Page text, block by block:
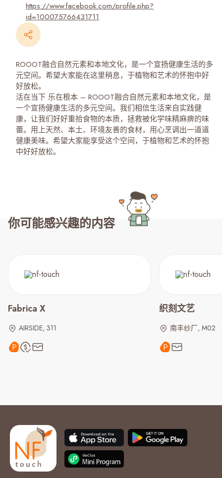
https://www.facebook.com/profile.php?
id=100075766431711
ROOOT融合自然元素和本地文化，是一个宣扬健康生活的多
元空间。希望大家能在这里稍息，于植物和艺术的怀抱中好
好放松。
活在当下 乐在根本 – ROOOT融合自然元素和本地文化，是
一个宣扬健康生活的多元空间。我们相信生活来自实践健
康，让我们好好重拾食物的本质，拯救被化学味精麻痹的味
蕾。用上天然、本土、环境友善的食材，用心烹调出一道道
健康美味。希望大家能享受这个空间，于植物和艺术的怀抱
中好好放松。
你可能感兴趣的内容
Fabrica X
AIRSIDE, 311
织刻文艺
南丰纱厂, M02